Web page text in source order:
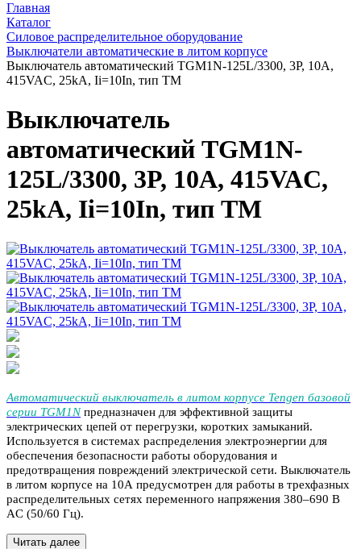
Главная
Каталог
Силовое распределительное оборудование
Выключатели автоматические в литом корпусе
Выключатель автоматический TGM1N-125L/3300, 3P, 10A,
415VAC, 25kA, Ii=10In, тип TМ
Выключатель
автоматический TGM1N-
125L/3300, 3P, 10A, 415VAC,
25kA, Ii=10In, тип TМ
Автоматический выключатель в литом корпусе Tengen базовой
серии TGM1Nпредназначен для эффективной защиты
электрических цепей от перегрузки, коротких замыканий.
Используется в системах распределения электроэнергии для
обеспечения безопасности работы оборудования и
предотвращения повреждений электрической сети. Выключатель
в литом корпусе на 10А предусмотрен для работы в трехфазных
распределительных сетях переменного напряжения 380–690 В
AC (50/60 Гц).
Читать далее